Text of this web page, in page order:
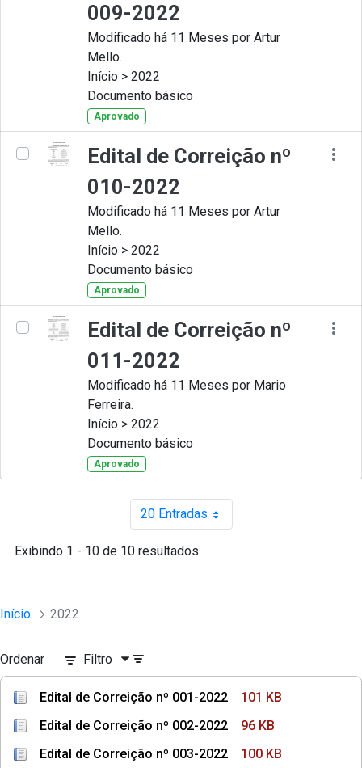
009-2022
Modificado há 11 Meses por Artur
Mello.
Início > 2022
Documento básico
Aprovado
Edital de Correição nº
010-2022
Modificado há 11 Meses por Artur
Mello.
Início > 2022
Documento básico
Aprovado
Edital de Correição nº
011-2022
Modificado há 11 Meses por Mario
Ferreira.
Início > 2022
Documento básico
Aprovado
20 EntradasPor página
Exibindo 1 - 10 de 10 resultados.
Início 2022
Ordenar Filtro
Edital de Correição nº 001-2022
101 KB
Edital de Correição nº 002-2022
96 KB
Edital de Correição nº 003-2022
100 KB